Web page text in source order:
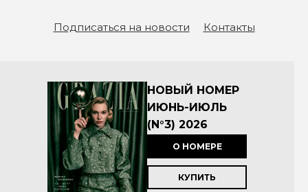
Подписаться на новости Контакты
НОВЫЙ НОМЕР
ИЮНЬ-ИЮЛЬ
(N°3) 2026
О НОМЕРЕ
КУПИТЬ